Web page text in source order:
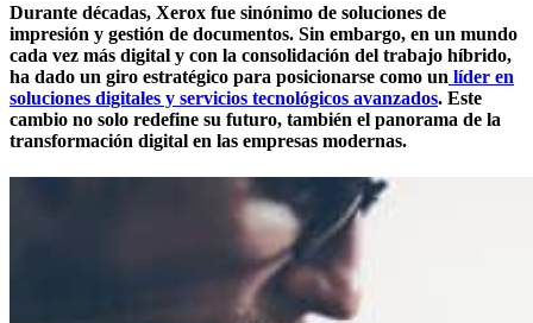
Durante décadas, Xerox fue sinónimo de soluciones de
impresión y gestión de documentos. Sin embargo, en un mundo
cada vez más digital y con la consolidación del trabajo híbrido,
ha dado un giro estratégico para posicionarse como un líder en
soluciones digitales y servicios tecnológicos avanzados. Este
cambio no solo redefine su futuro, también el panorama de la
transformación digital en las empresas modernas.